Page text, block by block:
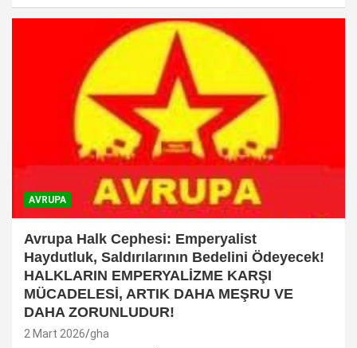
AVRUPA
Avrupa Halk Cephesi: Emperyalist
Haydutluk, Saldırılarının Bedelini Ödeyecek!
HALKLARIN EMPERYALİZME KARŞI
MÜCADELESİ, ARTIK DAHA MEŞRU VE
DAHA ZORUNLUDUR!
2 Mart 2026 gha